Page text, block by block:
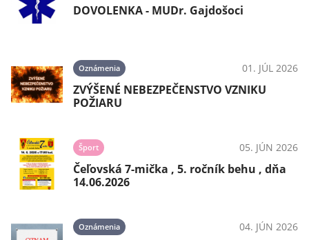
DOVOLENKA - MUDr. Gajdošoci
Oznámenia 01. JÚL 2026
ZVÝŠENÉ NEBEZPEČENSTVO VZNIKU
POŽIARU
Šport 05. JÚN 2026
Čeľovská 7-mička , 5. ročník behu , dňa
14.06.2026
Oznámenia 04. JÚN 2026